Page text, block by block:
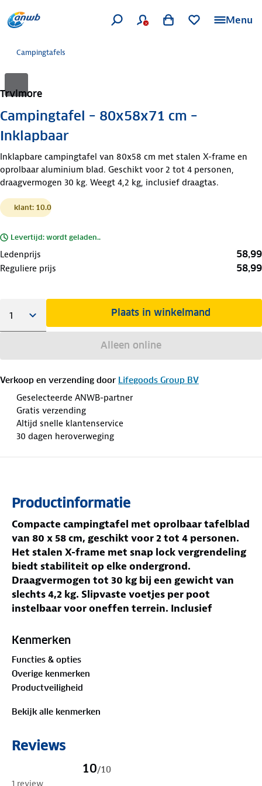
Menu
Campingtafels
Trvlmore
Campingtafel – 80x58x71 cm –
Inklapbaar
Inklapbare campingtafel van 80x58 cm met stalen X-frame en
oprolbaar aluminium blad. Geschikt voor 2 tot 4 personen,
draagvermogen 30 kg. Weegt 4,2 kg, inclusief draagtas.
klant: 10.0
Levertijd: wordt geladen..
Ledenprijs 58,99
Reguliere prijs 58,99
Plaats in winkelmand
Alleen online
Verkoop en verzending door Lifegoods Group BV
Geselecteerde ANWB-partner
Gratis verzending
Altijd snelle klantenservice
30 dagen heroverweging
Productinformatie
Compacte campingtafel met oprolbaar tafelblad
van 80 x 58 cm, geschikt voor 2 tot 4 personen.
Het stalen X-frame met snap lock vergrendeling
biedt stabiliteit op elke ondergrond.
Draagvermogen tot 30 kg bij een gewicht van
slechts 4,2 kg. Slipvaste voetjes per poot
instelbaar voor oneffen terrein. Inclusief
Jouw voordelen
Stalen X-frame voor stabiliteit
Snap lock vergrendeling
Slechts 4,2 kg
Oprolbaar aluminium tafelblad
Met afmetingen van 80 x 58 x 70 cm biedt de tafel
voldoende ruimte voor borden, bestek en glazen
voor 2 tot 4 personen op een comfortabele
Kenmerken
Functies & opties
Overige kenmerken
Productveiligheid
Bekijk alle kenmerken
Reviews
10/10
1 review